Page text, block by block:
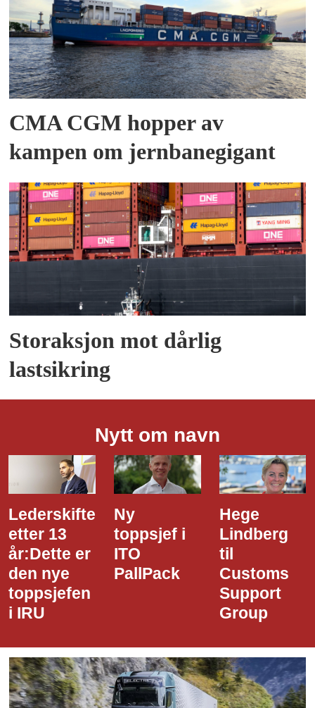
CMA CGM hopper av
kampen om jernbanegigant
Storaksjon mot dårlig
lastsikring
Nytt om navn
Lederskifte
etter 13
år:Dette er
den nye
toppsjefen
i IRU
Ny
toppsjef i
ITO
PallPack
Hege
Lindberg
til
Customs
Support
Group